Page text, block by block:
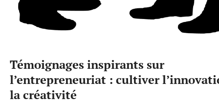
Témoignages inspirants sur
l’entrepreneuriat : cultiver
la créativité